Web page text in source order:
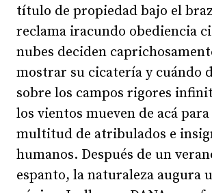
título de propiedad bajo el
reclama iracundo obediencia
nubes deciden
mostrar su cicatería y cuándo
sobre los campos rigores
los vientos mueven de acá
multitud de atribulados e
humanos. Después de un
espanto, la naturaleza augura